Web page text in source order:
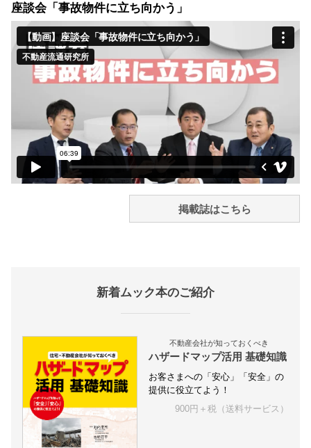
座談会「事故物件に立ち向かう」
掲載誌はこちら
新着ムック本のご紹介
不動産会社が知っておくべき
ハザードマップ活用 基礎知識
お客さまへの「安心」「安全」の
提供に役立てよう！
900円＋税（送料サービス）